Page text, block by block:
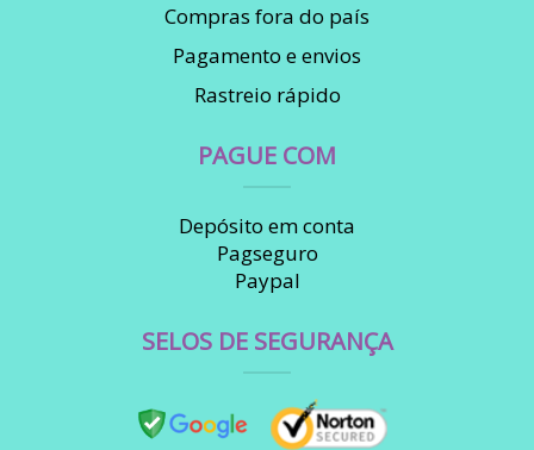
Compras fora do país
Pagamento e envios
Rastreio rápido
PAGUE COM
Depósito em conta
Pagseguro
Paypal
SELOS DE SEGURANÇA